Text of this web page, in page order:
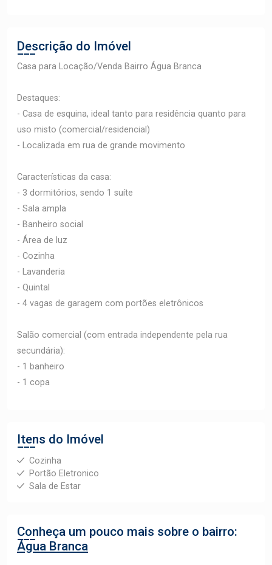
Descrição do Imóvel
Casa para Locação/Venda Bairro Água Branca
Destaques:
- Casa de esquina, ideal tanto para residência quanto para
uso misto (comercial/residencial)
- Localizada em rua de grande movimento
Características da casa:
- 3 dormitórios, sendo 1 suíte
- Sala ampla
- Banheiro social
- Área de luz
- Cozinha
- Lavanderia
- Quintal
- 4 vagas de garagem com portões eletrônicos
Salão comercial (com entrada independente pela rua
secundária):
- 1 banheiro
- 1 copa
Itens do Imóvel
Cozinha
Portão Eletronico
Sala de Estar
Conheça um pouco mais sobre o bairro:
Água Branca